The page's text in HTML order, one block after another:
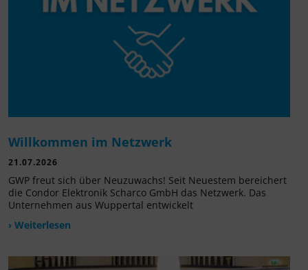
Willkommen im Netzwerk
21.07.2026
GWP freut sich über Neuzuwachs! Seit Neuestem bereichert
die Condor Elektronik Scharco GmbH das Netzwerk. Das
Unternehmen aus Wuppertal entwickelt
› Weiterlesen